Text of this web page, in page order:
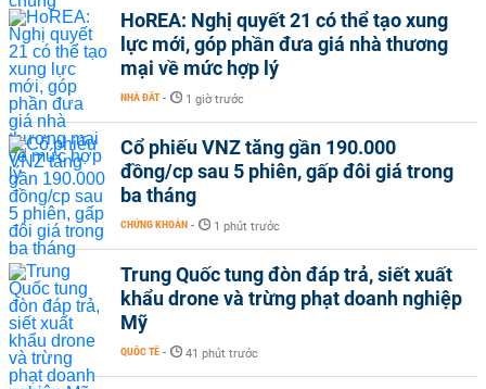
HoREA: Nghị quyết 21 có thể tạo xung
lực mới, góp phần đưa giá nhà thương
mại về mức hợp lý
NHÀ ĐẤT - 1 giờ trước
Cổ phiếu VNZ tăng gần 190.000
đồng/cp sau 5 phiên, gấp đôi giá trong
ba tháng
CHỨNG KHOÁN - 1 phút trước
Trung Quốc tung đòn đáp trả, siết xuất
khẩu drone và trừng phạt doanh nghiệp
Mỹ
QUỐC TẾ - 41 phút trước